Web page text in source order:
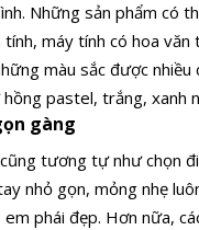
Những sản phẩm có
tính, máy tính có hoa
màu sắc được nhiều
pastel, trắng, xanh
gàng
tương tự như chọn
nhỏ gọn, mỏng nhẹ
phái đẹp. Hơn nữa,